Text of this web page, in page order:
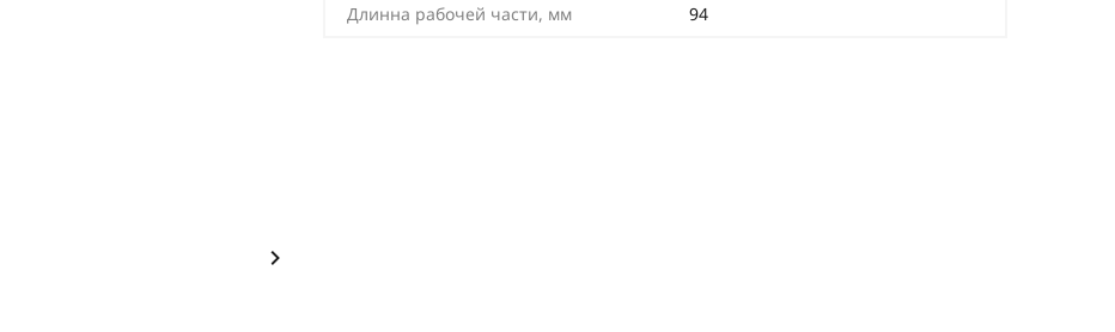
Длинна рабочей части, мм 94